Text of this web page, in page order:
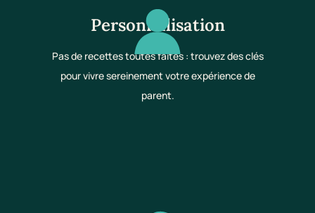
Personnalisation
Pas de recettes toutes faites : trouvez des clés
pour vivre sereinement votre expérience de
parent.